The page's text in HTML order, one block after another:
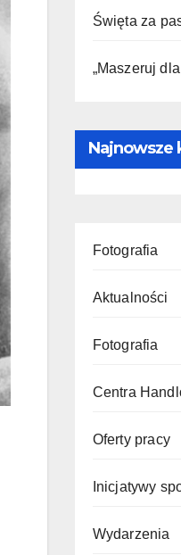
Święta za
„Maszeruj
Najnowsze
Fotografia
Aktualności
Fotografia
Centra
Oferty pracy
Inicjatywy
Wydarzenia